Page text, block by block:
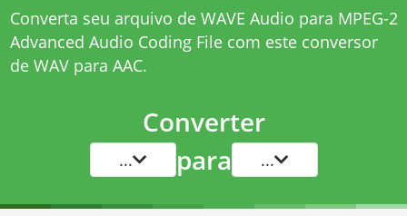
Converta seu arquivo de WAVE Audio para MPEG-2
Advanced Audio Coding File com este conversor
de WAV para AAC.
Converter
... para ...